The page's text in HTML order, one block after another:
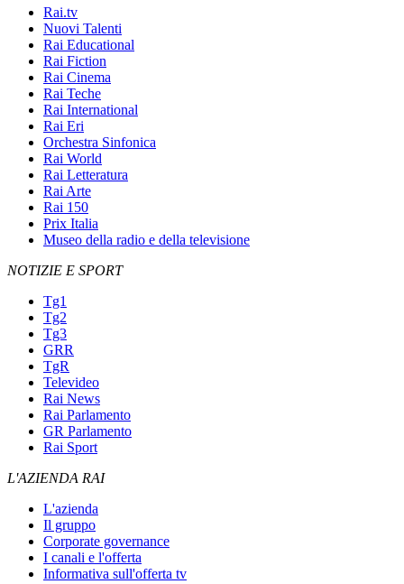
Rai.tv
Nuovi Talenti
Rai Educational
Rai Fiction
Rai Cinema
Rai Teche
Rai International
Rai Eri
Orchestra Sinfonica
Rai World
Rai Letteratura
Rai Arte
Rai 150
Prix Italia
Museo della radio e della televisione
NOTIZIE E SPORT
Tg1
Tg2
Tg3
GRR
TgR
Televideo
Rai News
Rai Parlamento
GR Parlamento
Rai Sport
L'AZIENDA RAI
L'azienda
Il gruppo
Corporate governance
I canali e l'offerta
Informativa sull'offerta tv